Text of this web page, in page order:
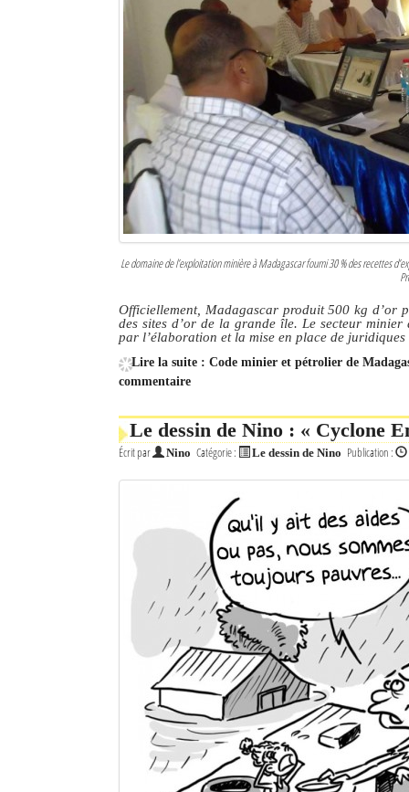
Le domaine de l’exploitation minière à Madagascar fourni 30 % des recettes
Officiellement, Madagascar produit 500 kg d’or
des sites d’or de la grande île. Le secteur
par l’élaboration et la mise en place de
Lire la suite : Code minier et pétrolier de
commentaire
Le dessin de Nino : « Cyclone
Écrit par Nino Catégorie : Le dessin de Nino Publication :